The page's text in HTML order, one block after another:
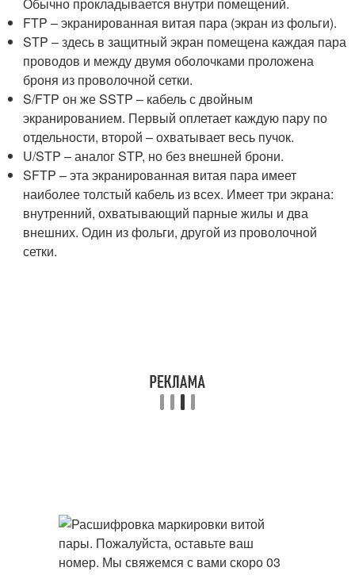
FTP – экранированная витая пара (экран из фольги).
STP – здесь в защитный экран помещена каждая пара
проводов и между двумя оболочками проложена
броня из проволочной сетки.
S/FTP он же SSTP – кабель с двойным
экранированием. Первый оплетает каждую пару по
отдельности, второй – охватывает весь пучок.
U/STP – аналог STP, но без внешней брони.
SFTP – эта экранированная витая пара имеет
наиболее толстый кабель из всех. Имеет три экрана:
внутренний, охватывающий парные жилы и два
внешних. Один из фольги, другой из проволочной
сетки.